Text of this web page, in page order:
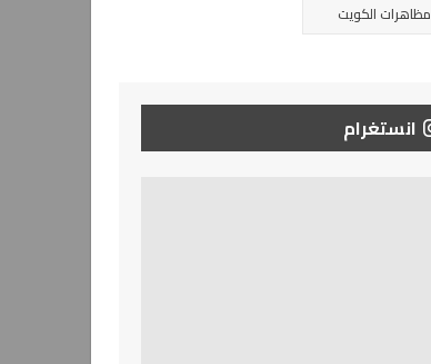
مظاهرات الكويت
انستغرام